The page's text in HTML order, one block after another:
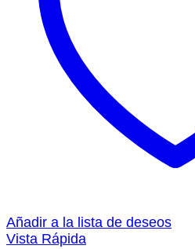
Añadir a la lista de deseos
Vista Rápida